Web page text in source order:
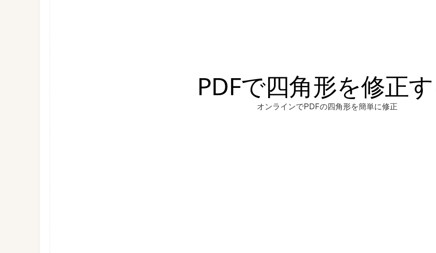
PDFで四角形を修正
オンラインでPDFの四角形を簡単に修正